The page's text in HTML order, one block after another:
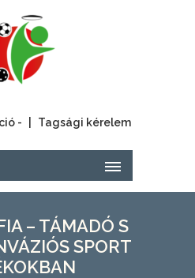
- Tagsági kérelem
– TÁMADÓ S
SPORT